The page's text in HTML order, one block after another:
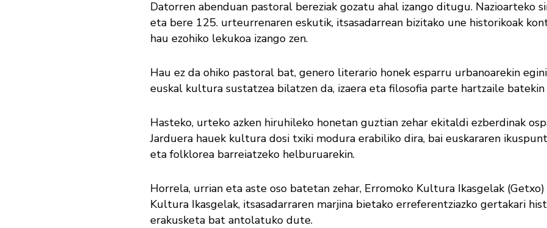
Datorren abenduan pastoral bereziak gozatu ahal izango ditugu. Nazioarteko
eta bere 125. urteurrenaren eskutik, itsasadarrean bizitako une historikoak
hau ezohiko lekukoa izango zen.
Hau ez da ohiko pastoral bat, genero literario honek esparru urbanoarekin
euskal kultura sustatzea bilatzen da, izaera eta filosofia parte hartzaile
Hasteko, urteko azken hiruhileko honetan guztian zehar ekitaldi ezberdinak
Jarduera hauek kultura dosi txiki modura erabiliko dira, bai euskararen
eta folklorea barreiatzeko helburuarekin.
Horrela, urrian eta aste oso batetan zehar, Erromoko Kultura Ikasgelak
Kultura Ikasgelak, itsasadarraren marjina bietako erreferentziazko gertakari
erakusketa bat antolatuko dute.